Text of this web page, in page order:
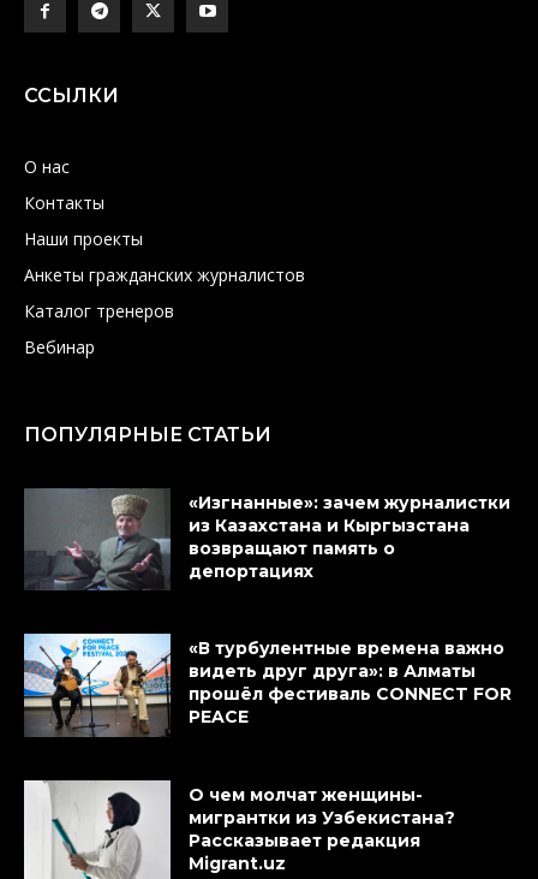
ССЫЛКИ
О нас
Контакты
Наши проекты
Анкеты гражданских журналистов
Каталог тренеров
Вебинар
ПОПУЛЯРНЫЕ СТАТЬИ
«Изгнанные»: зачем журналистки
из Казахстана и Кыргызстана
возвращают память о
депортациях
«В турбулентные времена важно
видеть друг друга»: в Алматы
прошёл фестиваль CONNECT FOR
PEACE
О чем молчат женщины-
мигрантки из Узбекистана?
Рассказывает редакция
Migrant.uz